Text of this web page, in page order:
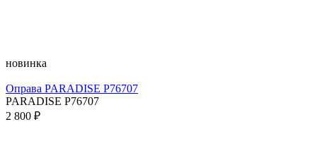
новинка
Оправа PARADISE P76707
PARADISE P76707
2 800 ₽